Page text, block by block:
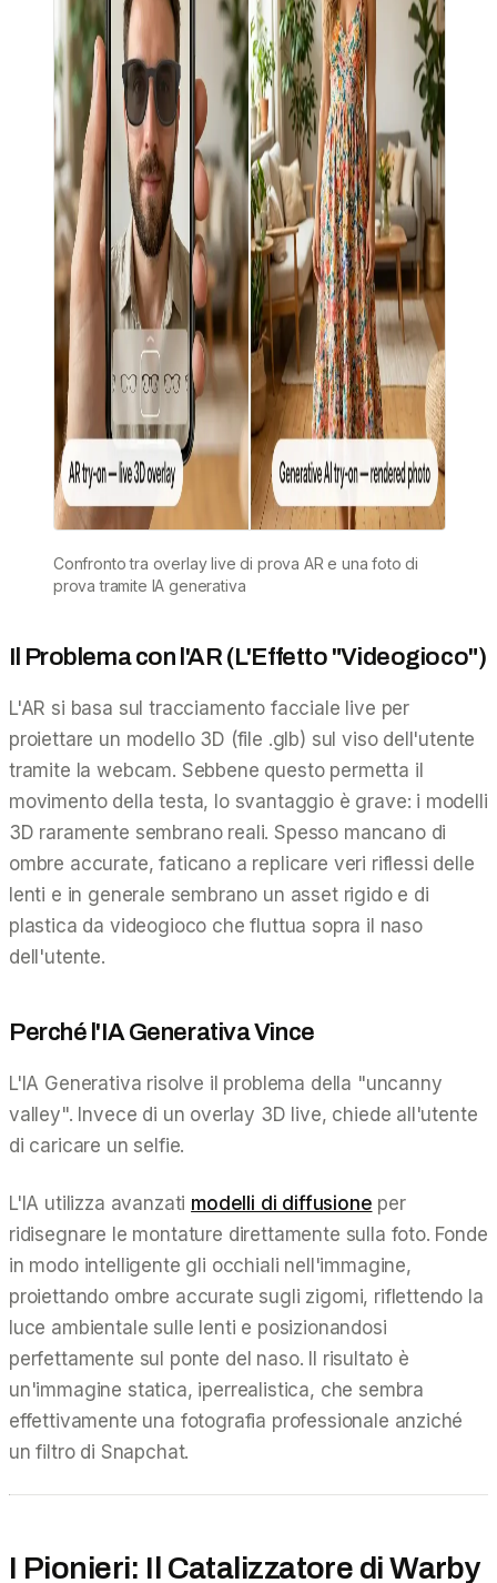
Confronto tra overlay live di prova AR e una foto di
prova tramite IA generativa
Il Problema con l'AR (L'Effetto "Videogioco")
L'AR si basa sul tracciamento facciale live per
proiettare un modello 3D (file .glb) sul viso dell'utente
tramite la webcam. Sebbene questo permetta il
movimento della testa, lo svantaggio è grave: i modelli
3D raramente sembrano reali. Spesso mancano di
ombre accurate, faticano a replicare veri riflessi delle
lenti e in generale sembrano un asset rigido e di
plastica da videogioco che fluttua sopra il naso
dell'utente.
Perché l'IA Generativa Vince
L'IA Generativa risolve il problema della "uncanny
valley". Invece di un overlay 3D live, chiede all'utente
di caricare un selfie.
L'IA utilizza avanzati modelli di diffusione per
ridisegnare le montature direttamente sulla foto. Fonde
in modo intelligente gli occhiali nell'immagine,
proiettando ombre accurate sugli zigomi, riflettendo la
luce ambientale sulle lenti e posizionandosi
perfettamente sul ponte del naso. Il risultato è
un'immagine statica, iperrealistica, che sembra
effettivamente una fotografia professionale anziché
un filtro di Snapchat.
I Pionieri: Il Catalizzatore di Warby